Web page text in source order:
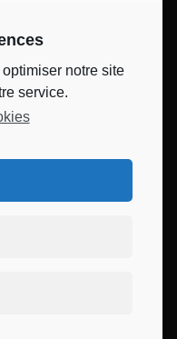
le mercredi de 10h à
CSC
notre site
service.